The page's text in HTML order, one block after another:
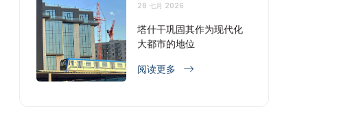
28 七月 2026
塔什干巩固其作为现代化
大都市的地位
阅读更多